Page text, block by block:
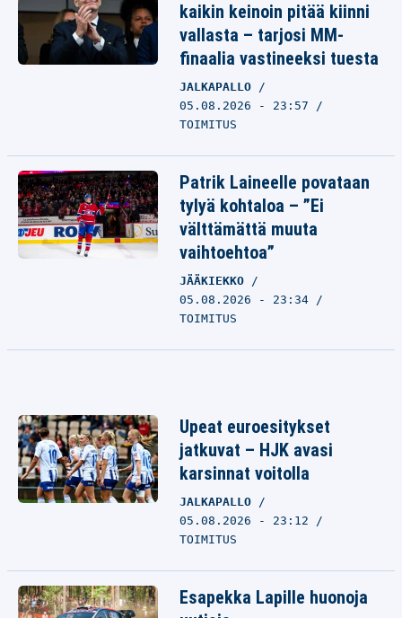
kaikin keinoin pitää kiinni
vallasta – tarjosi MM-
finaalia vastineeksi tuesta
JALKAPALLO
05.08.2026 - 23:57
TOIMITUS
Patrik Laineelle povataan
tylyä kohtaloa – ”Ei
välttämättä muuta
vaihtoehtoa”
JÄÄKIEKKO
05.08.2026 - 23:34
TOIMITUS
Upeat euroesitykset
jatkuvat – HJK avasi
karsinnat voitolla
JALKAPALLO
05.08.2026 - 23:12
TOIMITUS
Esapekka Lapille huonoja